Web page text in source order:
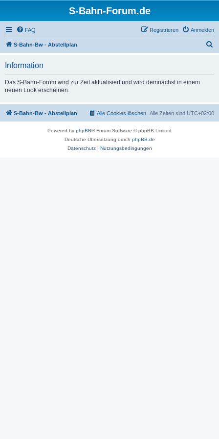
S-Bahn-Forum.de
FAQ Anmelden
Registrieren
S-Bahn-Bw - Abstellplan
Information
Das S-Bahn-Forum wird zur Zeit aktualisiert und wird demnächst in einem
neuen Look erscheinen.
S-Bahn-Bw - Abstellplan Alle Zeiten sind UTC+02:00
Alle Cookies löschen
Powered by phpBB® Forum Software © phpBB Limited
Deutsche Übersetzung durch phpBB.de
Datenschutz| Nutzungsbedingungen